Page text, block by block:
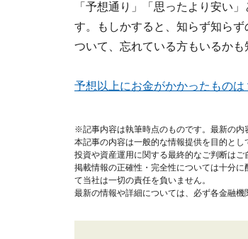
「予想通り」「思ったより安い
す。もしかすると、知らず知ら
ついて、忘れている方もいるかも
予想以上にお金がかかったものは
※記事内容は執筆時点のものです。最新の内
本記事の内容は一般的な情報提供を目的とし
投資や資産運用に関する最終的なご判断はご
掲載情報の正確性・完全性については十分
て当社は一切の責任を負いません。
最新の情報や詳細については、必ず各金融機